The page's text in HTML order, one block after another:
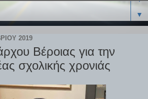
▼
2019
Βέροιας για την
σχολικής χρονιάς